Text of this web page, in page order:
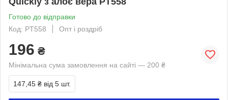
Готово до відправки
Код: PT558
Опт і роздріб
196 ₴
Мінімальна сума замовлення на сайті — 200 ₴
147,45 ₴ від 5 шт.